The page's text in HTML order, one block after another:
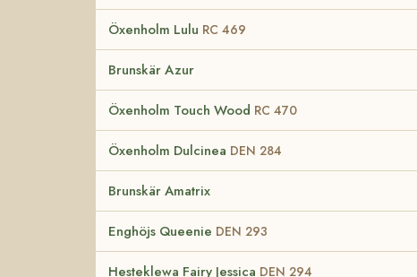
Öxenholm Lulu RC 469
Brunskär Azur
Öxenholm Touch Wood RC 470
Öxenholm Dulcinea DEN 284
Brunskär Amatrix
Enghöjs Queenie DEN 293
Hesteklewa Fairy Jessica DEN 294